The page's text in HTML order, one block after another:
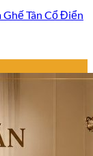
Ghế Tân Cổ Điển
₫.